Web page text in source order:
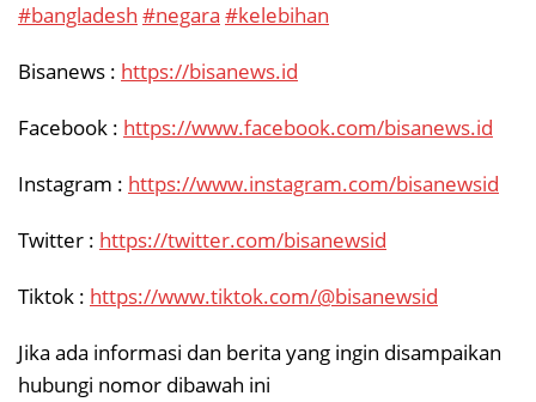
#bangladesh #negara #kelebihan
Bisanews : https://bisanews.id
Facebook : https://www.facebook.com/bisanews.id
Instagram : https://www.instagram.com/bisanewsid
Twitter : https://twitter.com/bisanewsid
Tiktok : https://www.tiktok.com/@bisanewsid
Jika ada informasi dan berita yang ingin disampaikan
hubungi nomor dibawah ini